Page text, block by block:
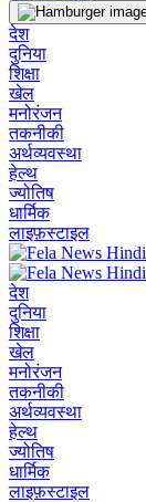
देश
दुनिया
शिक्षा
खेल
मनोरंजन
तकनीकी
अर्थव्यवस्था
हेल्थ
ज्योतिष
धार्मिक
लाइफ़स्टाइल
देश
दुनिया
शिक्षा
खेल
मनोरंजन
तकनीकी
अर्थव्यवस्था
हेल्थ
ज्योतिष
धार्मिक
लाइफ़स्टाइल